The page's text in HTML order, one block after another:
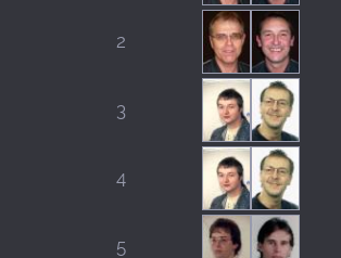
2
3
4
5